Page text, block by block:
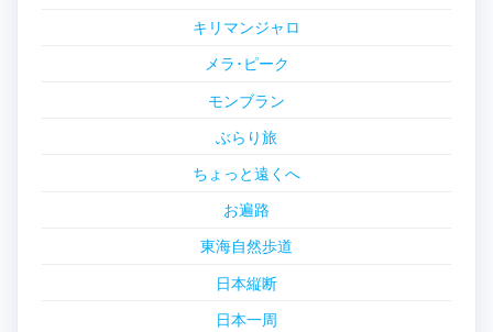
キリマンジャロ
メラ･ピーク
モンブラン
ぶらり旅
ちょっと遠くへ
お遍路
東海自然歩道
日本縦断
日本一周